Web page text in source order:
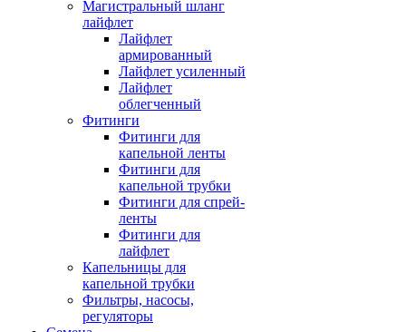
Магистральный шланг
лайфлет
Лайфлет
армированный
Лайфлет усиленный
Лайфлет
облегченный
Фитинги
Фитинги для
капельной ленты
Фитинги для
капельной трубки
Фитинги для спрей-
ленты
Фитинги для
лайфлет
Капельницы для
капельной трубки
Фильтры, насосы,
регуляторы